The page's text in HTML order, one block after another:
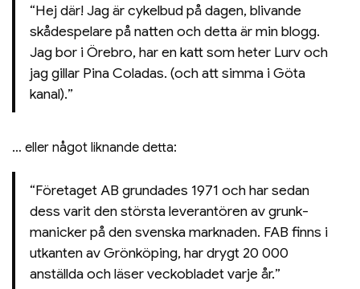
Hej där! Jag är cykelbud på dagen, blivande
skådespelare på natten och detta är min blogg.
Jag bor i Örebro, har en katt som heter Lurv och
jag gillar Pina Coladas. (och att simma i Göta
kanal).
… eller något liknande detta:
Företaget AB grundades 1971 och har sedan
dess varit den största leverantören av grunk-
manicker på den svenska marknaden. FAB finns i
utkanten av Grönköping, har drygt 20 000
anställda och läser veckobladet varje år.